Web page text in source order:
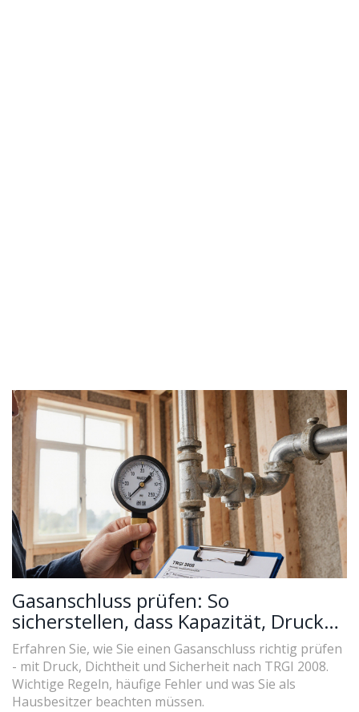
Gasanschluss prüfen: So
sicherstellen, dass Kapazität, Druck
und Sicherheit stimmen
Erfahren Sie, wie Sie einen Gasanschluss richtig prüfen
- mit Druck, Dichtheit und Sicherheit nach TRGI 2008.
Wichtige Regeln, häufige Fehler und was Sie als
Hausbesitzer beachten müssen.